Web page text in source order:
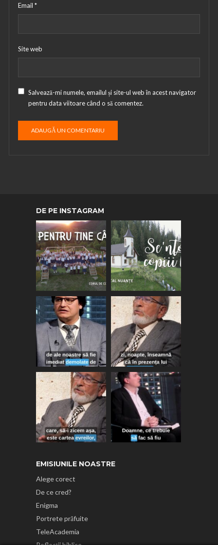
Email *
Site web
Salvează-mi numele, emailul și site-ul web în acest navigator
pentru data viitoare când o să comentez.
DE PE INSTAGRAM
EMISIUNILE NOASTRE
Alege corect
De ce cred?
Enigma
Portrete prăfuite
TeleAcademia